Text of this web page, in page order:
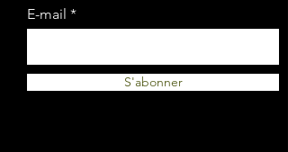
E-mail
S'abonner